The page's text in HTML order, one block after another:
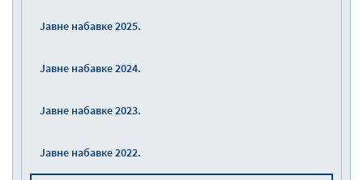
Јавне набавке 2025.
Јавне набавке 2024.
Јавне набавке 2023.
Јавне набавке 2022.